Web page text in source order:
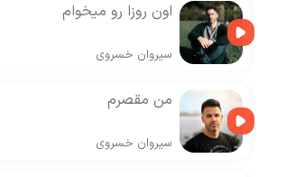
اون روزا رو میخوام
سیروان خسروی
من مقصرم
سیروان خسروی